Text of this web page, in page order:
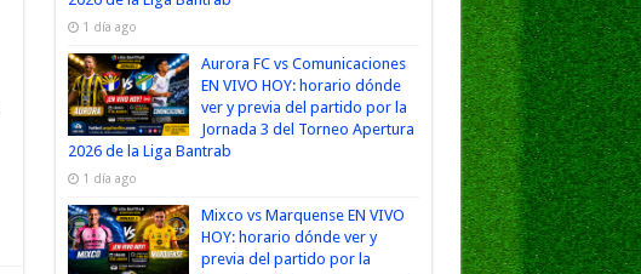
1 día ago
Aurora FC vs Comunicaciones
EN VIVO HOY: horario dónde
ver y previa del partido por la
Jornada 3 del Torneo Apertura
2026 de la Liga Bantrab
1 día ago
Mixco vs Marquense EN VIVO
HOY: horario dónde ver y
previa del partido por la